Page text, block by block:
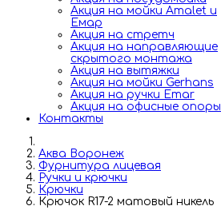
Акция на мойки Amalet и
Емар
Акция на стретч
Акция на направляющие
скрытого монтажа
Акция на вытяжки
Акция на мойки Gerhans
Акция на ручки Emar
Акция на офисные опоры
Контакты
Аква Воронеж
Фурнитура лицевая
Ручки и крючки
Крючки
Крючок R17-2 матовый никель